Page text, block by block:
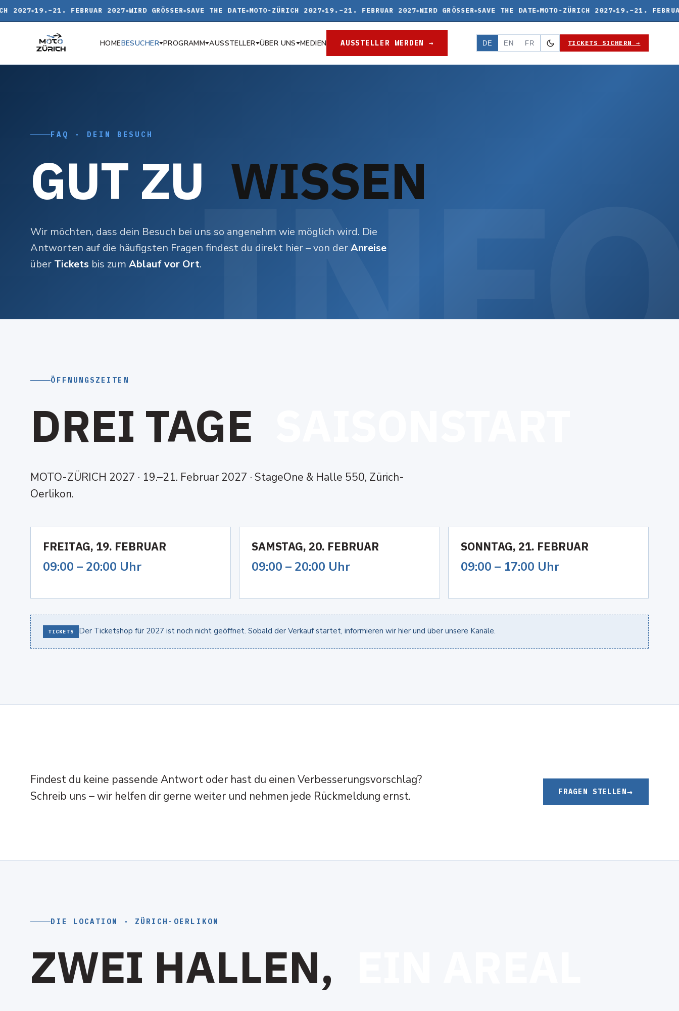
2027 19.–21. FEBRUAR 2027 WIRD GRÖSSER SAVE THE DATE MOTO-ZÜRICH 2027 19.–21. FEBRUAR 2027 WIRD GRÖSSER SAVE THE DATE MOTO-ZÜRICH 2027 19.–21. FEBRUAR
HOMEBESUCHER PROGRAMM AUSSTELLER ÜBER UNS MEDIEN AUSSTELLER WERDEN → DE EN FR TICKETS SICHERN →
FAQ · DEIN BESUCH
GUT ZU WISSEN
Wir möchten, dass dein Besuch bei uns so angenehm wie möglich wird. Die
Antworten auf die häufigsten Fragen findest du direkt hier – von derAnreise
über Tickets bis zumAblauf vor Ort.
ÖFFNUNGSZEITEN
DREI TAGE
MOTO-ZÜRICH 2027 · 19.–21. Februar 2027 · StageOne & Halle 550, Zürich-
Oerlikon.
FREITAG, 19. FEBRUAR
09:00 – 20:00 Uhr
SAMSTAG, 20. FEBRUAR
09:00 – 20:00 Uhr
SONNTAG, 21. FEBRUAR
09:00 – 17:00 Uhr
TICKETS Der Ticketshop für 2027 ist noch nicht geöffnet. Sobald der Verkauf startet, informieren wir hier und über unsere Kanäle.
Findest du keine passende Antwort oder hast du einen Verbesserungsvorschlag?
Schreib uns – wir helfen dir gerne weiter und nehmen jede Rückmeldung ernst.
FRAGEN STELLEN
DIE LOCATION · ZÜRICH-OERLIKON
ZWEI HALLEN,